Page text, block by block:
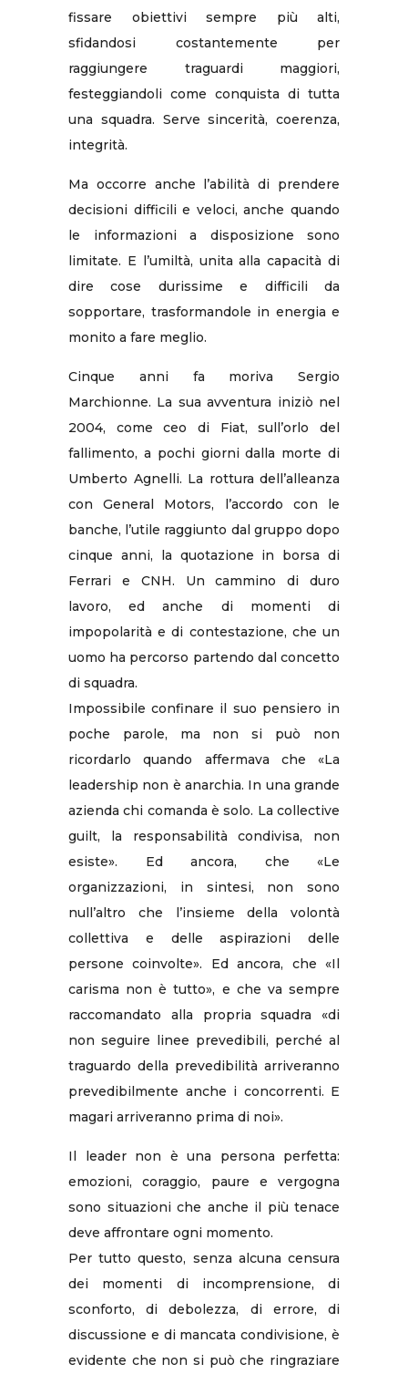
fissare obiettivi sempre più alti,
sfidandosi costantemente per
raggiungere traguardi maggiori,
festeggiandoli come conquista di tutta
una squadra. Serve sincerità, coerenza,
integrità.
Ma occorre anche l’abilità di prendere
decisioni difficili e veloci, anche quando
le informazioni a disposizione sono
limitate. E l’umiltà, unita alla capacità di
dire cose durissime e difficili da
sopportare, trasformandole in energia e
monito a fare meglio.
Cinque anni fa moriva Sergio
Marchionne. La sua avventura iniziò nel
2004, come ceo di Fiat, sull’orlo del
fallimento, a pochi giorni dalla morte di
Umberto Agnelli. La rottura dell’alleanza
con General Motors, l’accordo con le
banche, l’utile raggiunto dal gruppo dopo
cinque anni, la quotazione in borsa di
Ferrari e CNH. Un cammino di duro
lavoro, ed anche di momenti di
impopolarità e di contestazione, che un
uomo ha percorso partendo dal concetto
di squadra.
Impossibile confinare il suo pensiero in
poche parole, ma non si può non
ricordarlo quando affermava che «La
leadership non è anarchia. In una grande
azienda chi comanda è solo. La collective
guilt, la responsabilità condivisa, non
esiste». Ed ancora, che «Le
organizzazioni, in sintesi, non sono
null’altro che l’insieme della volontà
collettiva e delle aspirazioni delle
persone coinvolte». Ed ancora, che «Il
carisma non è tutto», e che va sempre
raccomandato alla propria squadra «di
non seguire linee prevedibili, perché al
traguardo della prevedibilità arriveranno
prevedibilmente anche i concorrenti. E
magari arriveranno prima di noi».
Il leader non è una persona perfetta:
emozioni, coraggio, paure e vergogna
sono situazioni che anche il più tenace
deve affrontare ogni momento.
Per tutto questo, senza alcuna censura
dei momenti di incomprensione, di
sconforto, di debolezza, di errore, di
discussione e di mancata condivisione, è
evidente che non si può che ringraziare